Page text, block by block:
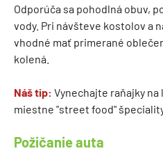
Odporúča sa pohodlná obuv,
vody. Pri návšteve kostolov a
vhodné mať primerané
kolená.
Náš tip: Vynechajte raňajky
miestne "street food"
Požičanie auta